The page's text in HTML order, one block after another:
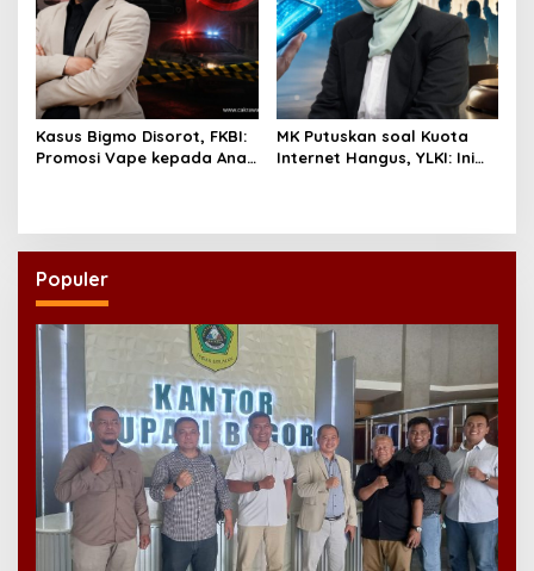
Kasus Bigmo Disorot, FKBI:
Promosi Vape kepada Anak
MK Putuskan soal Kuota
Internet Hangus, YLKI: Ini
Populer